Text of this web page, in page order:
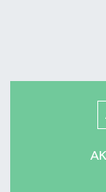
Son